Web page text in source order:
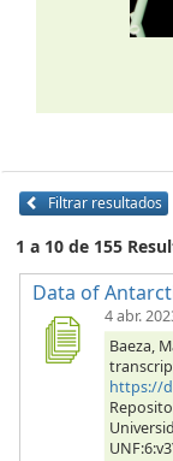
Filtrar resultados
1 a 10 de 155
Data of
4 abr.
Baeza,
https://